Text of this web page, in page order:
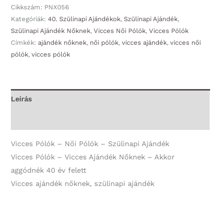
-
Női
Pólók
-
Akkor
év
Cikkszám: PNX056
Kategóriák:40. Szülinapi Ajándékok,Szülinapi Ajándék,
Szülinapi Ajándék Nőknek,Vicces Női Pólók,Vicces Pólók
Címkék:ajándék nőknek, női pólók,vicces ajándék,vicces női
pólók,vicces pólók
Leírás
Vicces Pólók – Női Pólók – Szülinapi Ajándék
Vicces Pólók – Vicces Ajándék Nőknek – Akkor
aggódnék 40 év felett
Vicces ajándék nőknek, szülinapi ajándék